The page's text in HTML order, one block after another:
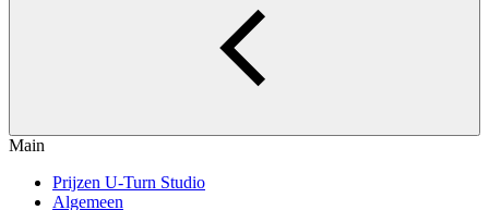
Main
Prijzen U-Turn Studio
Algemeen